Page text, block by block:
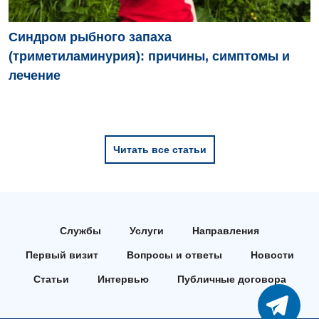
Синдром рыбного запаха
(триметиламинурия): причины, симптомы и
лечение
Читать все статьи
Службы Услуги Направления
Первый визит Вопросы и ответы Новости
Статьи Интервью Публичные договора